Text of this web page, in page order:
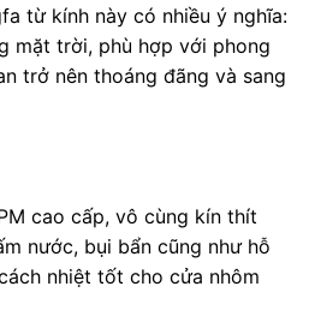
từ kính này có nhiều ý nghĩa:
mặt trời, phù hợp với phong
trở nên thoáng đãng và sang
cao cấp, vô cùng kín thít
nước, bụi bẩn cũng như hỗ
nhiệt tốt cho cửa nhôm